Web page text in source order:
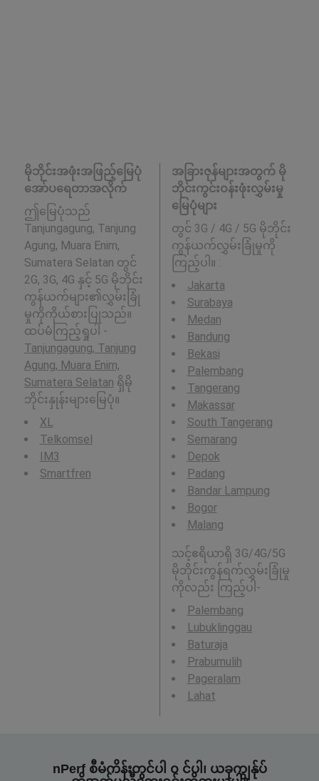
မိုဘိုင်းအဖုံးအဖြည့်မြေပုံ
အော်ပရေတာအလိုက်
ဤမြေပုံသည်
Tanjungagung, Tanjung
Agung, Muara Enim,
Sumatera Selatan တွင်
2G, 3G, 4G နှင့် 5G မိုဘိုင်း
ကွန်ယက်များ၏လွှမ်းခြုံ
မှုကိုကိုယ်စားပြုသည်။
ထပ်မံကြည့်ရှုပါ -
Tanjungagung, Tanjung
Agung, Muara Enim,
Sumatera Selatan ရှိမို
ဘိုင်းနှုန်းများမြေပုံ။
XL
Telkomsel
IM3
Smartfren
အခြားဇုန်များအတွက် မို
ဘိုင်းကွင်းဝန်းဖုံးလွှမ်းမှု
မြေပုံများ
တွင် 3G / 4G / 5G မိုဘိုင်း
ကွန်ယက်လွှမ်းခြုံမှုကို
ကြည့်ပါ။ :
Jakarta
Surabaya
Medan
Bandung
Bekasi
Palembang
Tangerang
Makassar
South Tangerang
Semarang
Depok
Padang
Bandar Lampung
Bogor
Malang
သင့်ဧရိယာရှိ 3G/4G/5G
မိုဘိုင်းကွန်ရက်လွှမ်းခြုံမှု
ကိုလည်း ကြည့်ပါ-
Palembang
Lubuklinggau
Baturaja
Prabumulih
Pageralam
Lahat
nPerf စီမံကိန်းတွင်ပါ ၀ င်ပါ၊ ယခုကျွန်ုပ်